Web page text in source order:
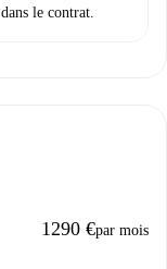
le contrat.
1290 €par mois